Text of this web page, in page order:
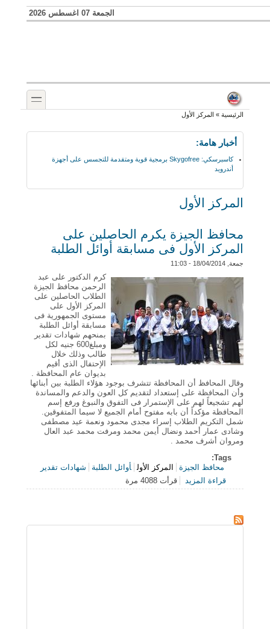
تجاوز إلى المحتوى الرئيسي
Skip to search
الجمعة 07 اغسطس 2026
toggle
أنت هنا
الرئيسية» المركز الأول
أخبار هامة:
كاسبرسكي: Skygofree برمجية قوية ومتقدمة للتجسس على أجهزة
أندرويد
المركز الأول
محافظ الجيزة يكرم الحاصلين على
المركز الأول فى مسابقة أوائل الطلبة
جمعة, 18/04/2014 - 11:03
كرم الدكتور على عبد
الرحمن محافظ الجيزة
الطلاب الحاصلين على
المركز الأول على
مستوى الجمهورية فى
مسابقة أوائل الطلبة
بمنحهم شهادات تقدير
ومبلغ600 جنيه لكل
طالب وذلك خلال
الإحتفال الذى أقيم
بديوان عام المحافظة .
وقال المحافظ أن المحافظة تتشرف بوجود هؤلاء الطلبة بين أبنائها
وأن المحافظة على إستعداد لتقديم كل العون والدعم والمساندة
لهم تشجيعاً لهم على الإستمرار فى التفوق والنبوغ ورفع إسم
المحافظة مؤكداً أن بابه مفتوح أمام الجميع لا سيما المتفوقين.
شمل التكريم الطلاب إسراء مجدى محمود ونعمة عيد مصطفى
وشادى عمار أحمد ونضال أيمن محمد ومرفت محمد عبد العال
ومروان أشرف محمد .
Tags:
محافظ الجيزة
المركز الأول أوائل الطلبة
شهادات تقدير
قراءة المزيدحول محافظ الجيزة يكرم الحاصلين على المركز الأول فى
مسابقة أوائل الطلبة
قرأت 4088 مرة